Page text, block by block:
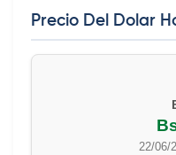
Precio Del Dolar
22/06/